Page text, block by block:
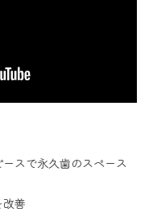
スで永久歯のスペース
改善